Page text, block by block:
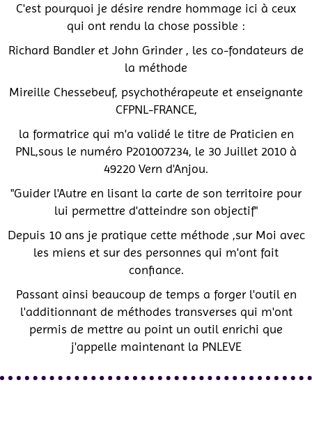
C'est pourquoi je désire rendre hommage ici à ceux
qui ont rendu la chose possible :
Richard Bandler et John Grinder , les co-fondateurs de
la méthode
Mireille Chessebeuf, psychothérapeute et enseignante
CFPNL-FRANCE,
la formatrice qui m'a validé le titre de Praticien en
PNL,sous le numéro P201007234, le 30 Juillet 2010 à
49220 Vern d'Anjou.
"Guider l'Autre en lisant la carte de son territoire pour
lui permettre d'atteindre son objectif"
Depuis 10 ans je pratique cette méthode ,sur Moi avec
les miens et sur des personnes qui m'ont fait
confiance.
Passant ainsi beaucoup de temps a forger l'outil en
l'additionnant de méthodes transverses qui m'ont
permis de mettre au point un outil enrichi que
j'appelle maintenant la PNLEVE